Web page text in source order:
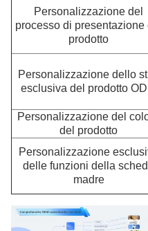
Personalizzazione del
processo di presentazione
prodotto
Personalizzazione dello
esclusiva del prodotto
Personalizzazione del
del prodotto
Personalizzazione
delle funzioni della
madre